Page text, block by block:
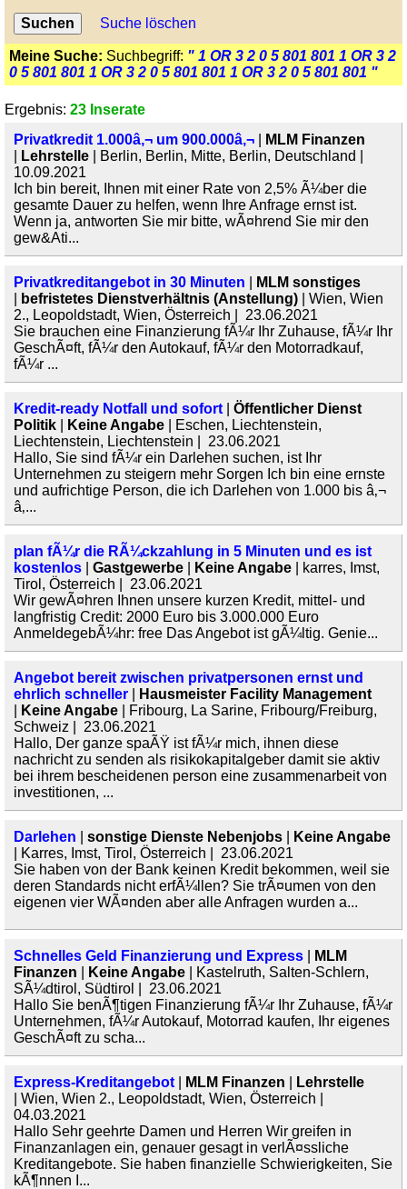
Suche löschen
Meine Suche: Suchbegriff: " 1 OR 3 2 0 5 801 801 1 OR 3 2
0 5 801 801 1 OR 3 2 0 5 801 801 1 OR 3 2 0 5 801 801 "
Ergebnis: 23 Inserate
Privatkredit 1.000â‚¬ um 900.000â‚¬
MLM Finanzen
Lehrstelle | Berlin, Berlin, Mitte, Berlin, Deutschland |
10.09.2021
Ich bin bereit, Ihnen mit einer Rate von 2,5% Ã¼ber die
gesamte Dauer zu helfen, wenn Ihre Anfrage ernst ist.
Wenn ja, antworten Sie mir bitte, wÃ¤hrend Sie mir den
gew&Ati...
Privatkreditangebot in 30 Minuten
MLM sonstiges
befristetes Dienstverhältnis (Anstellung) | Wien, Wien
2., Leopoldstadt, Wien, Österreich | 23.06.2021
Sie brauchen eine Finanzierung fÃ¼r Ihr Zuhause, fÃ¼r Ihr
GeschÃ¤ft, fÃ¼r den Autokauf, fÃ¼r den Motorradkauf,
fÃ¼r ...
Kredit-ready Notfall und sofort
Öffentlicher Dienst
Politik
Keine Angabe | Eschen, Liechtenstein,
Liechtenstein, Liechtenstein | 23.06.2021
Hallo, Sie sind fÃ¼r ein Darlehen suchen, ist Ihr
Unternehmen zu steigern mehr Sorgen Ich bin eine ernste
und aufrichtige Person, die ich Darlehen von 1.000 bis â‚¬
â‚...
plan fÃ¼r die RÃ¼ckzahlung in 5 Minuten und es ist
kostenlos
Gastgewerbe Keine Angabe | karres, Imst,
Tirol, Österreich | 23.06.2021
Wir gewÃ¤hren Ihnen unsere kurzen Kredit, mittel- und
langfristig Credit: 2000 Euro bis 3.000.000 Euro
AnmeldegebÃ¼hr: free Das Angebot ist gÃ¼ltig. Genie...
Angebot bereit zwischen privatpersonen ernst und
ehrlich schneller
Hausmeister Facility Management
Keine Angabe | Fribourg, La Sarine, Fribourg/Freiburg,
Schweiz | 23.06.2021
Hallo, Der ganze spaÃŸ ist fÃ¼r mich, ihnen diese
nachricht zu senden als risikokapitalgeber damit sie aktiv
bei ihrem bescheidenen person eine zusammenarbeit von
investitionen, ...
Darlehen sonstige Dienste Nebenjobs
Keine Angabe
| Karres, Imst, Tirol, Österreich | 23.06.2021
Sie haben von der Bank keinen Kredit bekommen, weil sie
deren Standards nicht erfÃ¼llen? Sie trÃ¤umen von den
eigenen vier WÃ¤nden aber alle Anfragen wurden a...
Schnelles Geld Finanzierung und Express
MLM
Finanzen
Keine Angabe | Kastelruth, Salten-Schlern,
SÃ¼dtirol, Südtirol | 23.06.2021
Hallo Sie benÃ¶tigen Finanzierung fÃ¼r Ihr Zuhause, fÃ¼r
Unternehmen, fÃ¼r Autokauf, Motorrad kaufen, Ihr eigenes
GeschÃ¤ft zu scha...
Express-Kreditangebot MLM Finanzen
Lehrstelle
| Wien, Wien 2., Leopoldstadt, Wien, Österreich |
04.03.2021
Hallo Sehr geehrte Damen und Herren Wir greifen in
Finanzanlagen ein, genauer gesagt in verlÃ¤ssliche
Kreditangebote. Sie haben finanzielle Schwierigkeiten, Sie
kÃ¶nnen I...